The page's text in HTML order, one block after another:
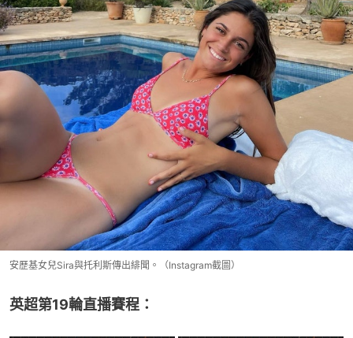
安歷基女兒Sira與托利斯傳出緋聞。（Instagram截圖）
英超第19輪直播賽程：